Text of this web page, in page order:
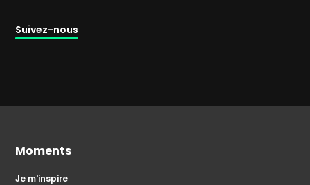
Suivez-nous
Moments
Je m'inspire